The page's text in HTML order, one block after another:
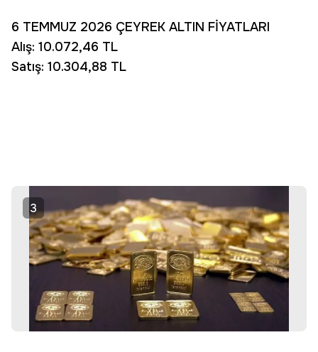
6 TEMMUZ 2026 ÇEYREK ALTIN FİYATLARI
Alış: 10.072,46 TL
Satış: 10.304,88 TL
3